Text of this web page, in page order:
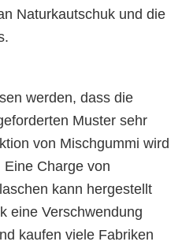
Naturkautschuk und die
werden, dass die
Muster sehr
von Mischgummi wird
Charge von
kann hergestellt
eine Verschwendung
kaufen viele Fabriken